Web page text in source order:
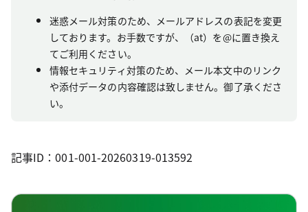
迷惑メール対策のため、メールアドレスの表記を変更
しております。お手数ですが、（at）を@に置き換え
てご利用ください。
情報セキュリティ対策のため、メール本文中のリンク
や添付データの内容確認は致しません。御了承くださ
い。
記事ID：001-001-20260319-013592